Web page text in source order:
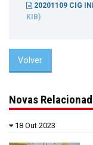
20201109 CIG
KIB)
Volver
Novas
18 Out 2023